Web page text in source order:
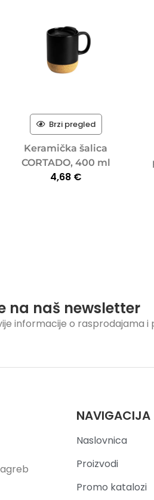
Brzi pregled
Keramička šalica
CORTADO, 400 ml
4,68 €
na naš newsletter
informacije o rasprodajama i
NAVIGACIJA
Naslovnica
Proizvodi
Promo katalozi